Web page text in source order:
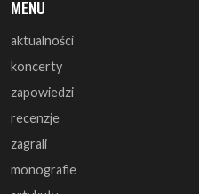
zapowiedzi
recenzje
zagrali
monografie
artykuły
wywiady